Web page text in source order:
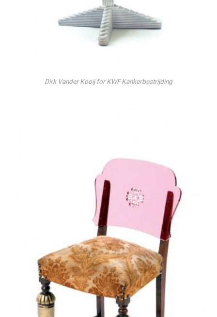
Dirk Vander Kooij for KWF Kankerbestrijding